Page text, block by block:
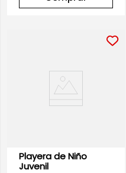
Playera de Niño
Juvenil